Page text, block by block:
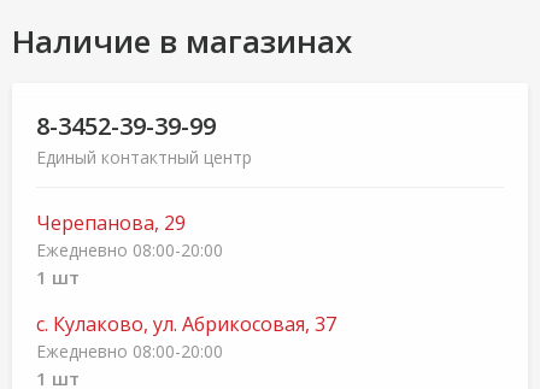
Наличие в магазинах
8-3452-39-39-99
Единый контактный центр
Черепанова, 29
Ежедневно 08:00-20:00
1 шт
с. Кулаково, ул. Абрикосовая, 37
Ежедневно 08:00-20:00
1 шт